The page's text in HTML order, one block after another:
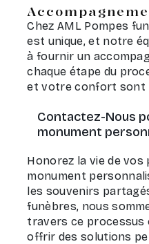
Chez AML Pompes
est unique, et notre
à fournir un
chaque étape du
et votre confort sont
Contactez-Nous
monument
Honorez la vie de vos
monument
les souvenirs
funèbres, nous
travers ce processus
offrir des solutions